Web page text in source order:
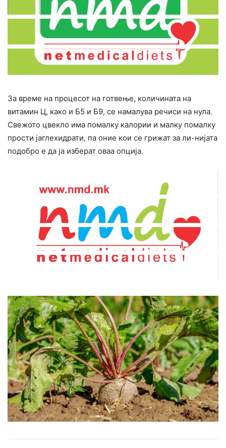
За време на процесот на готвење, количината на
витамин Ц, како и Б5 и Б9, се намалува речиси на нула.
Свежото цвекло има помалку калории и малку помалку
прости јаглехидрати, па оние кои се грижат за ли-нијата
подобро е да ја изберат оваа опција.